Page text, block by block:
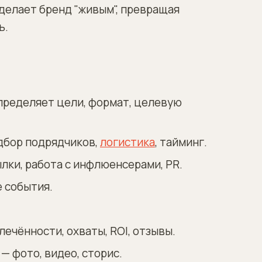
бренд "живым", превращая
цели, формат, целевую
подрядчиков,логистика, тайминг.
работа с инфлюенсерами, PR.
события.
охваты, ROI, отзывы.
фото, видео, сторис.